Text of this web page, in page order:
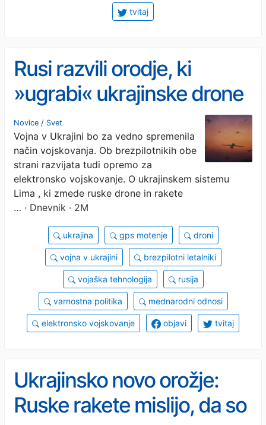
tvitaj
Rusi razvili orodje, ki
»ugrabi« ukrajinske drone
in jih spremeni v
bumerange
Novice / Svet
Vojna v Ukrajini bo za vedno spremenila
način vojskovanja. Ob brezpilotnikih obe
strani razvijata tudi opremo za
elektronsko vojskovanje. O ukrajinskem sistemu
Lima , ki zmede ruske drone in rakete
… · Dnevnik · 2M
ukrajina gps motenje droni
vojna v ukrajini brezpilotni letalniki
vojaška tehnologija rusija
varnostna politika mednarodni odnosi
elektronsko vojskovanje objavi tvitaj
Ukrajinsko novo orožje:
Ruske rakete mislijo, da so